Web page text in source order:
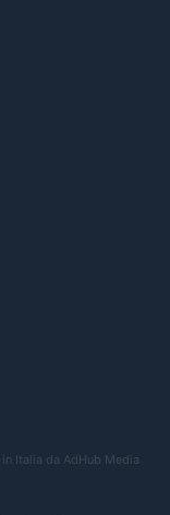
Italia da AdHub Media